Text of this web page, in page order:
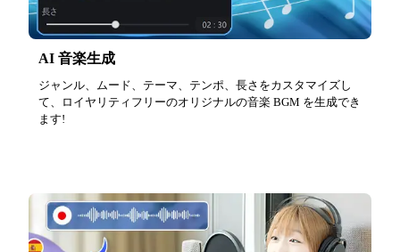
AI 音楽生成
ジャンル、ムード、テーマ、テンポ、長さをカスタマイズし
て、ロイヤリティフリーのオリジナルの音楽 BGM を生成でき
ます!